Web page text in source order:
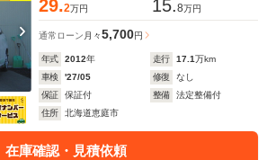
29.2万円 15.8万円
通常ローン 月々5,700円
年式 2012年 走行 17.1万km
車検
'27/05 修復
なし
保証
保証付 整備
法定整備付
住所
北海道恵庭市
在庫確認・見積依頼